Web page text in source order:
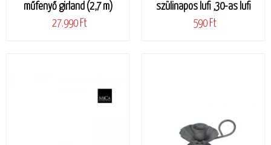
műfenyő girland (2,7 m)
27.990 Ft
szülinapos lufi ,30-as lufi
590 Ft